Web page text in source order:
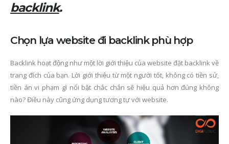
backlink.
Chọn lựa website đi backlink phù hợp
Backlink hoạt động như một lời giới thiệu của website đặt backlink về
trang đích của bạn. Lời giới thiệu từ một người tốt, không có tiền sử,
tiền án vi phạm gì nổi bật chắc chắn sẽ hiệu quả hơn đúng không
nào? Điều này cũng ứng dụng tương tự với website.